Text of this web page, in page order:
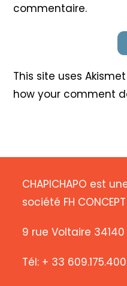
commentaire.
This site uses
how your comment
CHAPICHAPO est
société FH CONCEPT
9 rue Voltaire 34140
Tél: + 33 609.175.400